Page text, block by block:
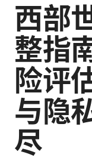
西部
整指
险评
与隐
尽